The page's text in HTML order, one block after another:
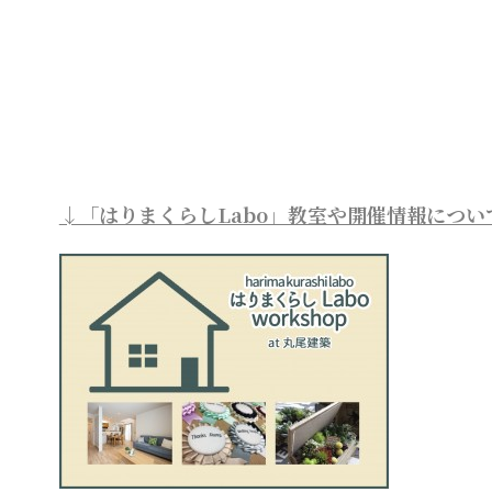
↓「はりまくらしLabo」教室や開催情報につい